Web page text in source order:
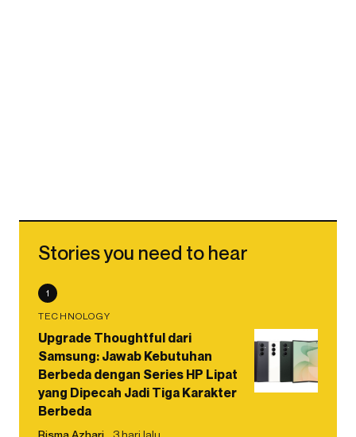
Stories you need to hear
1
TECHNOLOGY
Upgrade Thoughtful dari
Samsung: Jawab Kebutuhan
Berbeda dengan Series HP Lipat
yang Dipecah Jadi Tiga Karakter
Berbeda